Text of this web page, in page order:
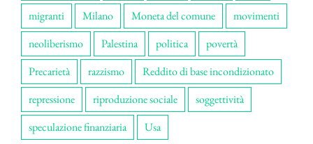
migranti
Milano Moneta del comune
movimenti
neoliberismo
Palestina politica
povertà
Precarietà
razzismo
Reddito di base incondizionato
repressione
riproduzione sociale
soggettività
speculazione finanziaria
Usa